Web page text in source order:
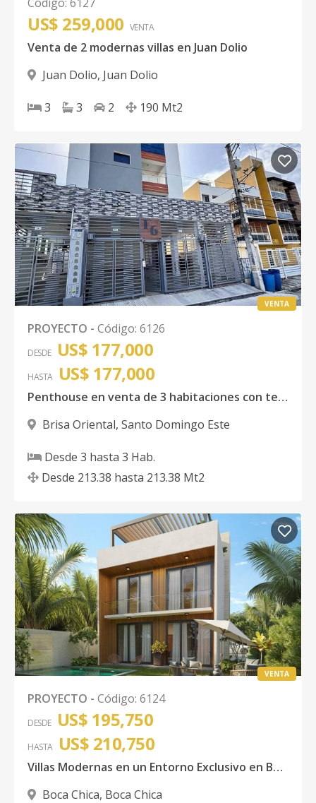
US$ 259,000 VENTA
Venta de 2 modernas villas en Juan Dolio
Juan Dolio, Juan Dolio
3 3 2 190 Mt2
VENTA
PROYECTO - Código: 6126
DESDE US$ 177,000
HASTA US$ 177,000
Penthouse en venta de 3 habitaciones con terraza en piso 1
Brisa Oriental, Santo Domingo Este
Desde 3 hasta 3 Hab.
Desde 213.38 hasta 213.38 Mt2
VENTA
PROYECTO - Código: 6124
DESDE US$ 195,750
HASTA US$ 210,750
Villas Modernas en un Entorno Exclusivo en Boca Chica
Boca Chica, Boca Chica